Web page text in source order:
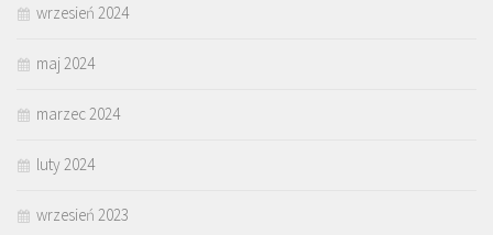
wrzesień 2024
maj 2024
marzec 2024
luty 2024
wrzesień 2023